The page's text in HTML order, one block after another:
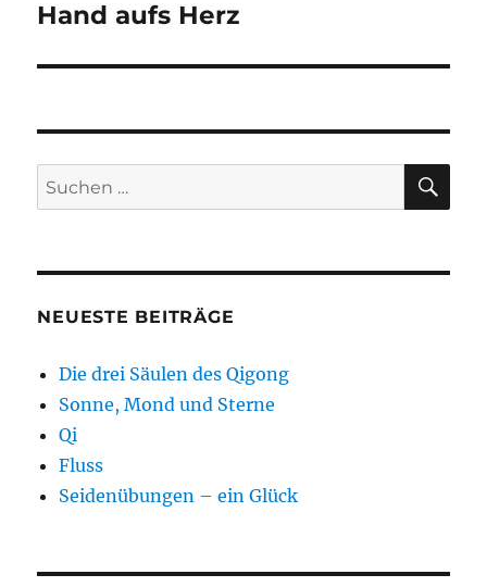
Hand aufs Herz
Suchen
nach:
NEUESTE BEITRÄGE
Die drei Säulen des Qigong
Sonne, Mond und Sterne
Qi
Fluss
Seidenübungen – ein Glück